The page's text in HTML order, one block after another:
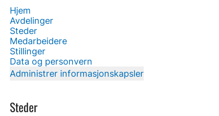
Hjem
Avdelinger
Steder
Medarbeidere
Stillinger
Data og personvern
Administrer informasjonskapsler
Steder